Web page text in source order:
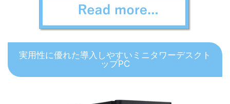
実用性に優れた導入しやすいミニタワーデスクト
ップPC